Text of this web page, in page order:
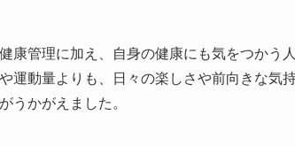
康管理に加え、自身の健康にも気をつかう
運動量よりも、日々の楽しさや前向きな気
うかがえました。